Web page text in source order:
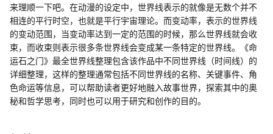
来理顺一下吧。在动漫的设定中，世界线表示的就像是无数个并不
相连的平行时空，也就是平行宇宙理论。而变动率，表示的世界线
的变动范围，当变动率达到一定的范围的时候，那么世界线就会收
束，而收束则表示很多条世界线会变成某一条特定的世界线。《命
运石之门》最全世界线整理包含该作品中不同世界线（时间线）的
详细整理，这样的整理通常包括不同世界线的名称、关键事件、角
色命运等信息，可以帮助读者更好地融入故事世界，探索其中的奥
秘和哲学思考，同时也可以用于研究和创作的目的。